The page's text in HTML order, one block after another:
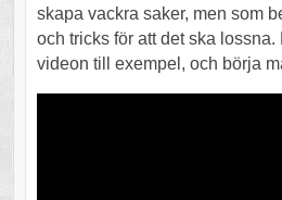
skapa vackra saker, men som
och tricks för att det ska
videon till exempel, och börja